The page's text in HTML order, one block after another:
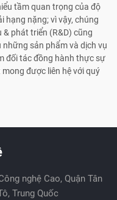
tầm quan trọng của độ
hạng nặng; vì vậy, chúng
phát triển (R&D) cũng
sản phẩm và dịch vụ
đối tác đồng hành thực sự
được liên hệ với quý
nghệ Cao, Quận Tân
Trung Quốc